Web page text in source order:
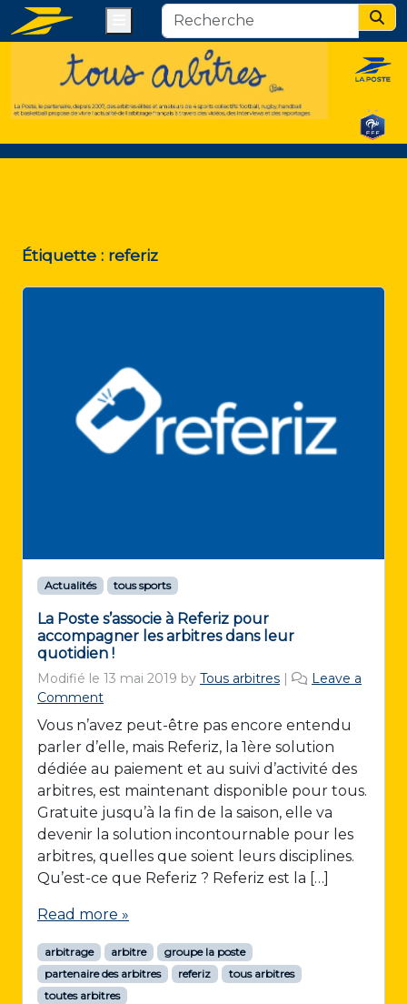
Étiquette : referiz
Actualités tous sports
La Poste s’associe à Referiz pour
accompagner les arbitres dans leur
quotidien !
Modifié le 13 mai 2019 by Tous arbitres |
Leave a
Comment
Vous n’avez peut-être pas encore entendu
parler d’elle, mais Referiz, la 1ère solution
dédiée au paiement et au suivi d’activité des
arbitres, est maintenant disponible pour tous.
Gratuite jusqu’à la fin de la saison, elle va
devenir la solution incontournable pour les
arbitres, quelles que soient leurs disciplines.
Qu’est-ce que Referiz ? Referiz est la […]
Read more »
arbitrage arbitre
groupe la poste
partenaire des arbitres
referiz
tous arbitres
toutes arbitres